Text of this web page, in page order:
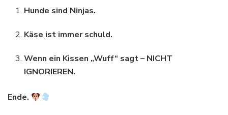
Hunde sind Ninjas.
Käse ist immer schuld.
Wenn ein Kissen „Wuff“ sagt – NICHT
IGNORIEREN.
Ende.